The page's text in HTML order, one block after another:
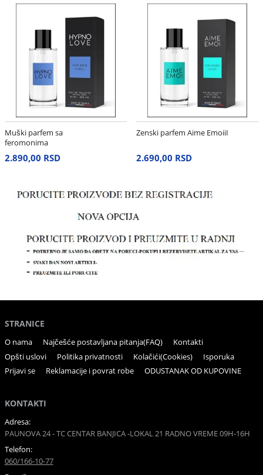
Muški parfem sa
feromonima
2.890,00 RSD
Zenski parfem Aime EmoiiI
2.690,00 RSD
STRANICE
O nama Najčešće postavljana pitanja(FAQ)
Kontakti
Opšti uslovi
Politika privatnosti Kolačići(Cookies)
Isporuka
Prijavi se
Reklamacije i povrat robe ODUSTANAK OD KUPOVINE
KONTAKTI
Adresa:
PAUNOVA 24 - TC CENTAR BANJICA -LOKAL 21 RADNO VREME 09H-16H
Telefon:
060/166-10-77